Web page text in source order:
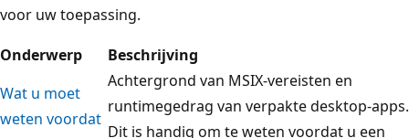
voor uw toepassing.
Onderwerp
Beschrijving
Wat u moet
weten voordat
Achtergrond van MSIX-vereisten en
runtimegedrag van verpakte desktop-apps.
Dit is handig om te weten voordat u een